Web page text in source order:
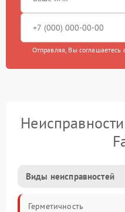
Отправляя, Вы соглашаетесь
Виды неисправностей
Герметичность